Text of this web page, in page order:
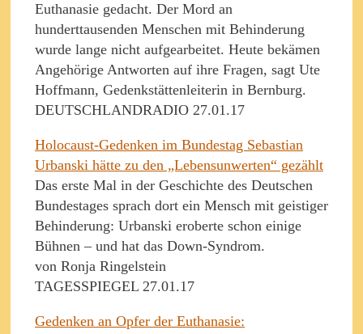
Euthanasie gedacht. Der Mord an
hunderttausenden Menschen mit Behinderung
wurde lange nicht aufgearbeitet. Heute bekämen
Angehörige Antworten auf ihre Fragen, sagt Ute
Hoffmann, Gedenkstättenleiterin in Bernburg.
DEUTSCHLANDRADIO 27.01.17
Holocaust-Gedenken im Bundestag Sebastian
Urbanski hätte zu den „Lebensunwerten“ gezählt
Das erste Mal in der Geschichte des Deutschen
Bundestages sprach dort ein Mensch mit geistiger
Behinderung: Urbanski eroberte schon einige
Bühnen – und hat das Down-Syndrom.
von Ronja Ringelstein
TAGESSPIEGEL 27.01.17
Gedenken an Opfer der Euthanasie: